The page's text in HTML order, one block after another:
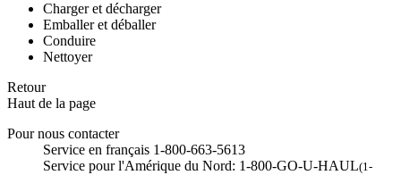
Charger et décharger
Emballer et déballer
Conduire
Nettoyer
Retour
Haut de la page
Pour nous contacter
Service en français 1-800-663-5613
Service pour l'Amérique du Nord: 1-800-GO-U-HAUL(1-